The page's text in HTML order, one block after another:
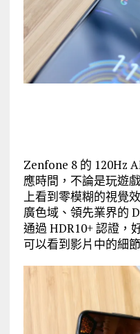
Zenfone 8 的 120Hz
應時間，不論是玩遊
上看到零模糊的視覺
廣色域、領先業界的
通過 HDR10+ 認證，
可以看到影片中的細節